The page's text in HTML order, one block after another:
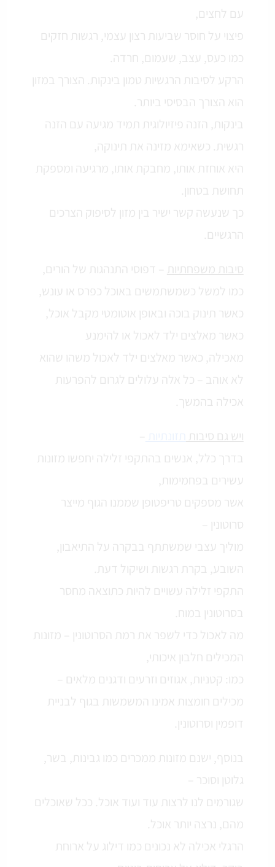
עם לחצים,
פיצוי על חוסר שביעות רצון עצמי, רגשות חזקים
כמו כעס, עצב, שעמום, חרדה.
הרקע לסיבות הרגשיות טמון בינקות. הצורך במזון
הוא הצורך הבסיסי ביותר.
בינקות, הזנה פיזיולוגית תמיד מגיעה עם הזנה
רגשית. כשאימא מזינה את תינוקה,
היא אוחזת אותו, מחבקת אותו, מרגיעה ומספקת
תחושת בטחון.
כך שנעשה קשר ישיר בין מזון לסיפוק הצרכים
הרגשיים.
סיבות משפחתיות – דפוסי התנהגות של הורים,
כמו למשל כשמשתמשים באוכל כפרס או עונש,
כאשר תינוק בוכה ובאופן אוטומטי מקבל אוכל,
כאשר מאלצים ילד לאכול או להימנע
מאכילה, כאשר מאלצים ילד לאכול משהו שהוא
לא אוהב – כל אלה עלולים לגרום להפרעות
אכילה בהמשך.
ויש גם סיבות
בדרך כלל, אנשים בהתקפי זלילה יחפשו מזונות
עשירים בפחמימות,
אשר מספקים טריפטופן שממנו הגוף מייצר
סרוטונין –
מוליך עצבי שמשתתף בבקרה על התיאבון,
השובע, בקרת רגשות ושיקול דעת.
התקפי זלילה עשויים להיות כתוצאה מחסר
בסרוטונין במוח.
מה לאכול כדי לשפר את רמת הסרוטונין – מזונות
המכילים חלבון איכותי,
כמו: קטניות, אגוזים וזרעים ודגנים מלאים –
מכילים חומצות אמינו המשמשות בגוף לבניית
דופמין וסרוטונין.
בנוסף, ישנם מזונות ממכרים כמו גבינות, בשר,
גלוטן וסוכר –
שגורמים לנו לרצות עוד ועוד אוכל. ככל שאוכלים
מהם, נרצה יותר אוכל.
הרגלי אכילה לא נכונים כמו דילוג על ארוחת